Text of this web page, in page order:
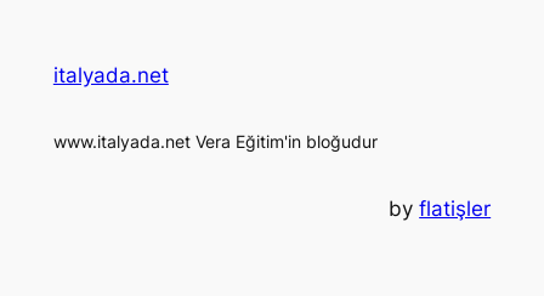
italyada.net
www.italyada.net Vera Eğitim'in bloğudur
byflatişler